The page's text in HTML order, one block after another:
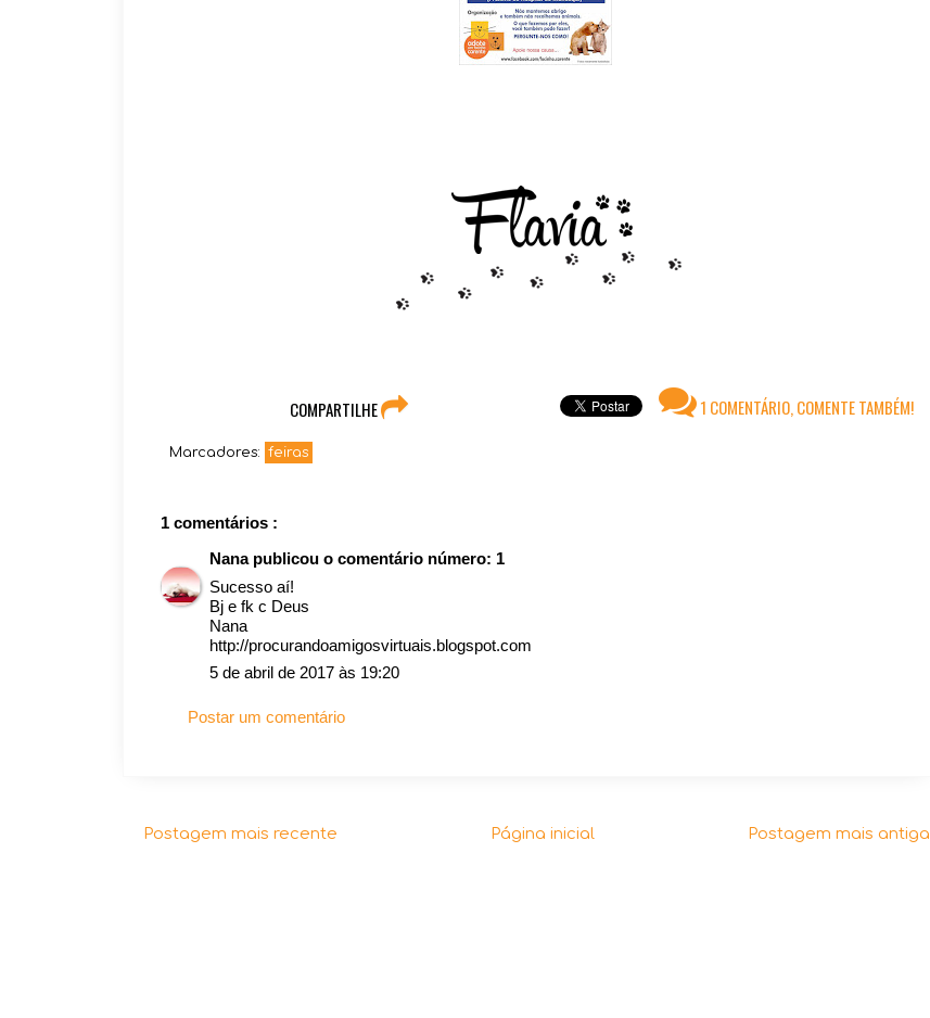
1 COMENTÁRIO, COMENTE TAMBÉM!
COMPARTILHE
Marcadores: feiras
1 comentários :
Nana publicou o comentário número: 1
Sucesso aí!
Bj e fk c Deus
Nana
http://procurandoamigosvirtuais.blogspot.com
5 de abril de 2017 às 19:20
Postar um comentário
Postagem mais recente Postagem mais antiga
Página inicial